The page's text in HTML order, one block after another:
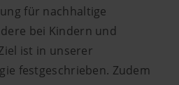
für nachhaltige
bei Kindern und
ist in unserer
festgeschrieben. Zudem